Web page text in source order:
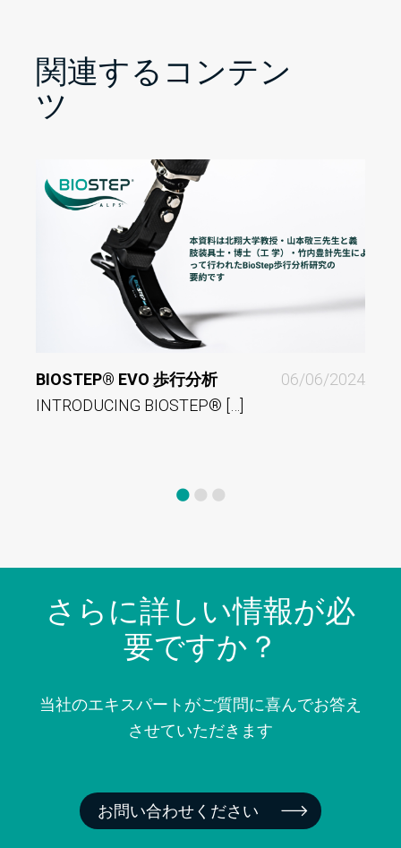
関連するコンテン
ツ
BIOSTEP® EVO 歩行分析
06/06/2024
INTRODUCING BIOSTEP® […]
さらに詳しい情報が必
要ですか？
当社のエキスパートがご質問に喜んでお答え
させていただきます
お問い合わせください